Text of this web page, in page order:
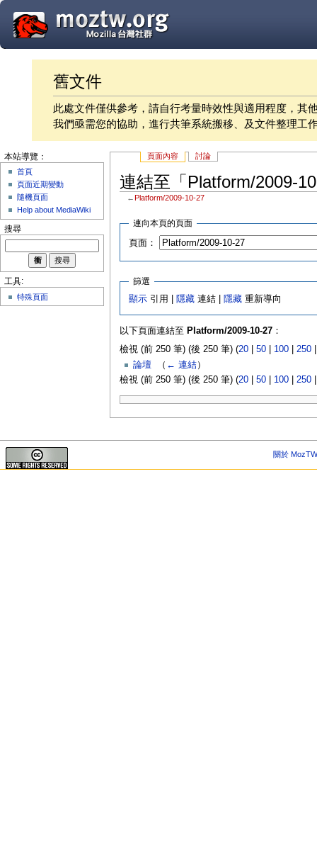
舊文件
此處文件僅供參考，請自行考量時效性與適用程度，其
我們亟需您的協助，進行共筆系統搬移、及文件整理工
頁面內容 討論
連結至「Platform/2009-
← Platform/2009-10-27
連向本頁的頁面
頁面：
篩選
顯示 引用 | 隱藏 連結 | 隱藏 重新導向
以下頁面連結至 Platform/2009-10-27：
檢視 (前 250 筆) (後 250 筆) (20| 50| 100| 250
論壇
（ ← 連結）
檢視 (前 250 筆) (後 250 筆) (20| 50| 100| 250
本站導覽：
首頁
頁面近期變動
隨機頁面
Help about MediaWiki
搜尋
工具:
特殊頁面
關於